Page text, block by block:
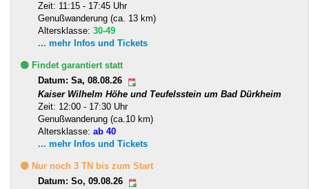
Zeit: 11:15 - 17:45 Uhr
Genußwanderung (ca. 13 km)
Altersklasse: 30-49
... mehr Infos und Tickets
🟢 Findet garantiert statt
Datum: Sa, 08.08.26
Kaiser Wilhelm Höhe und Teufelsstein um Bad Dürkheim
Zeit: 12:00 - 17:30 Uhr
Genußwanderung (ca.10 km)
Altersklasse: ab 40
... mehr Infos und Tickets
🟡 Nur noch 3 TN bis zum Start
Datum: So, 09.08.26